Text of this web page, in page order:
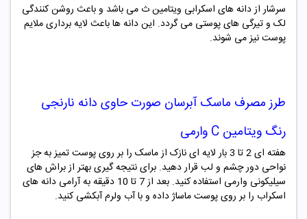
سرشار از دانه های اسکرابی ویتامین ث می باشد و باعث روشن کنندگی
لک و تیرگی های پوستی می گردد. این دانه ها باعث لایه برداری ملایم
پوست نیز می شوند.
طرز مصرف ماسک آبرسان صورت حاوی دانه نارنجی
رنگ ویتامین C وارمی
هفته ای 2 تا 3 بار لایه ای نازک از ماسک را بر روی پوست تمیز به جز
نواحی دور چشم و لب قرار دهید. برای نتیجه گیری بهتر از براش های
سیلیکونی وارمی استفاده کنید. بعد از 7 تا 10 دقیقه به آرامی دانه های
اسکراب را بر روی پوست ماساژ داده و با آب ولرم آبکشی کنید.